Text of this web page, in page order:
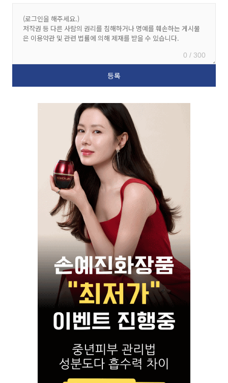
0 / 300